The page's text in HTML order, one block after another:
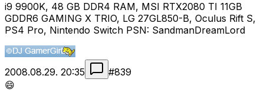
i9 9900K, 48 GB DDR4 RAM, MSI RTX2080 TI 11GB
GDDR6 GAMING X TRIO, LG 27GL850-B, Oculus Rift S,
PS4 Pro, Nintendo Switch PSN: SandmanDreamLord
2008.08.29. 20:35 #839
😄